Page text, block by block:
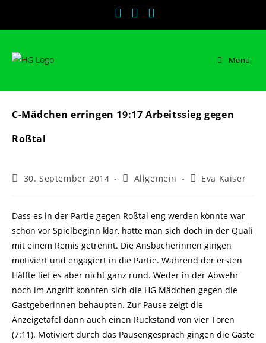
Menü
C-Mädchen erringen 19:17 Arbeitssieg gegen
Roßtal
Beitrag
30. September 2014
Beitrags-
Allgemein
Beitrags-
Eva Kaiser
Dass es in der Partie gegen Roßtal eng werden könnte war
schon vor Spielbeginn klar, hatte man sich doch in der Quali
mit einem Remis getrennt. Die Ansbacherinnen gingen
motiviert und engagiert in die Partie. Während der ersten
Hälfte lief es aber nicht ganz rund. Weder in der Abwehr
noch im Angriff konnten sich die HG Mädchen gegen die
Gastgeberinnen behaupten. Zur Pause zeigt die
Anzeigetafel dann auch einen Rückstand von vier Toren
(7:11). Motiviert durch das Pausengespräch gingen die Gäste